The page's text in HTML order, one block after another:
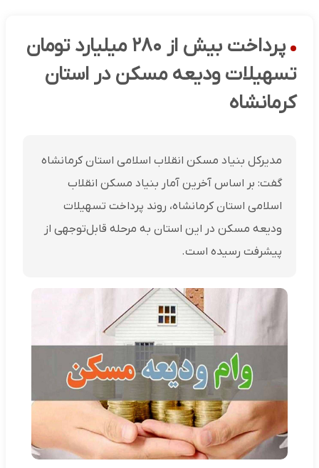
پرداخت بیش از ۲۸۰ میلیارد تومان
تسهیلات ودیعه مسکن در استان
کرمانشاه
مدیرکل بنیاد مسکن انقلاب اسلامی استان کرمانشاه
گفت: بر اساس آخرین آمار بنیاد مسکن انقلاب
اسلامی استان کرمانشاه، روند پرداخت تسهیلات
ودیعه مسکن در این استان به مرحله قابل‌توجهی از
پیشرفت رسیده است.